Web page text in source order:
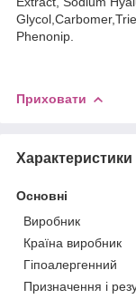
Phenonip.
Приховати
Характеристики
Основні
Виробник
Країна виробник
Гіпоалергенний
Призначення і